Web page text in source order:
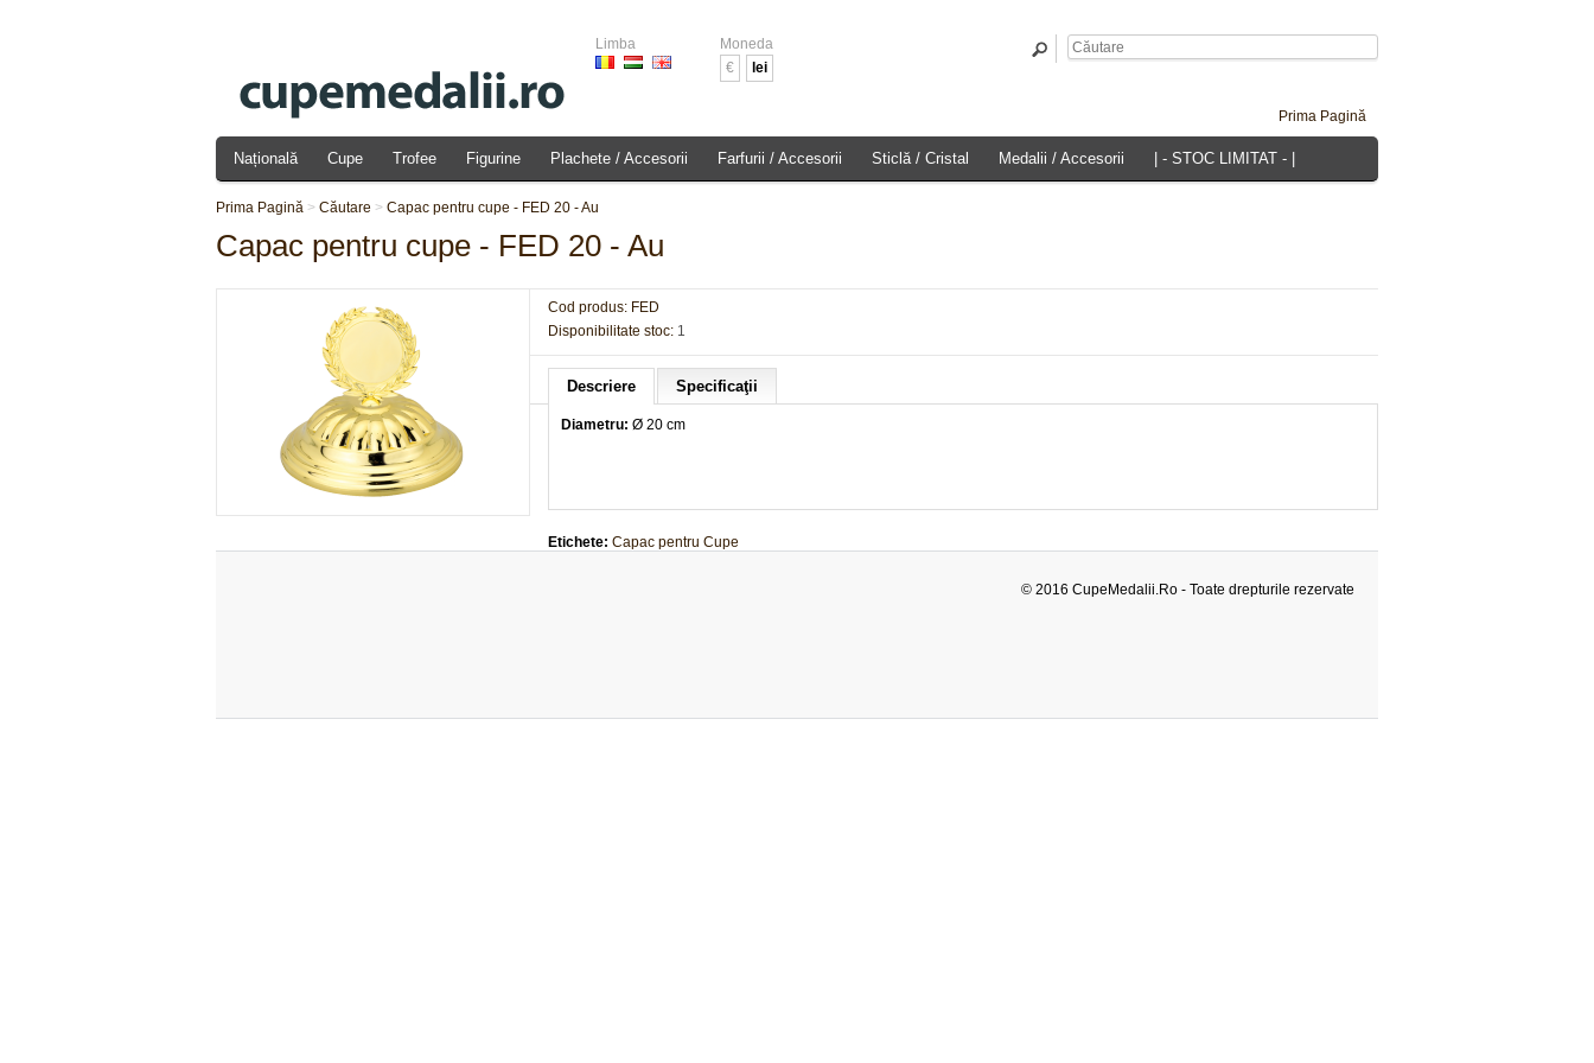
Limba
Moneda
€
lei
Prima Pagină
Națională Cupe Trofee Figurine Plachete / Accesorii Farfurii / Accesorii Sticlă / Cristal Medalii / Accesorii | - STOC LIMITAT - |
Prima Pagină > Căutare > Capac pentru cupe - FED 20 - Au
Capac pentru cupe - FED 20 - Au
Cod produs: FED
Disponibilitate stoc: 1
Descriere Specificaţii
Diametru: Ø 20 cm
Etichete: Capac pentru Cupe
© 2016 CupeMedalii.Ro - Toate drepturile rezervate